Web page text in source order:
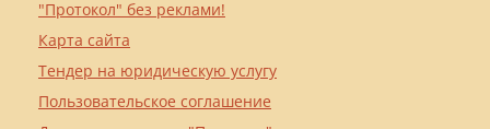
"Протокол" без реклами!
Карта сайта
Тендер на юридическую услугу
Пользовательское соглашение